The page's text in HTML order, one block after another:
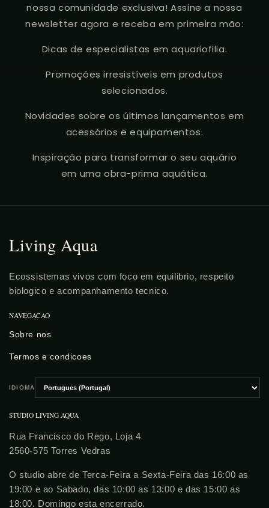
nossa comunidade exclusiva! Assine a nossa
newsletter agora e receba em primeira mão:
Dicas de especialistas em aquariofilia.
Promoções irresistíveis em produtos
selecionados.
Novidades sobre os últimos lançamentos em
acessórios e equipamentos.
Inspiração para transformar o seu aquário
em uma obra-prima aquática.
Living Aqua
Ecossistemas vivos com foco em equilibrio, respeito
biologico e acompanhamento tecnico.
NAVEGACAO
Sobre nos
Termos e condicoes
IDIOMA
Escolher
idioma
STUDIO LIVING AQUA
Rua Francisco do Rego, Loja 4
2560-575 Torres Vedras
O studio abre de Terca-Feira a Sexta-Feira das 16:00 as
19:00 e ao Sabado, das 10:00 as 13:00 e das 15:00 as
18:00. Domingo esta encerrado.